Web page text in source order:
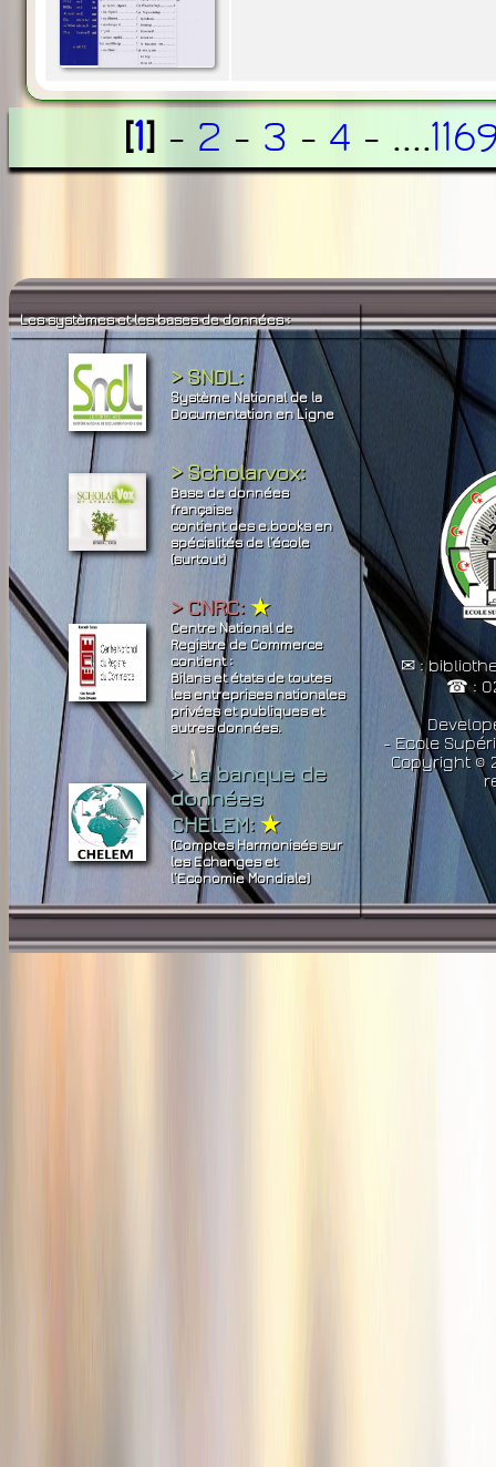
[1] - 2 - 3 - 4 - ....
Les systèmes et les bases de données :
> SNDL:
Système National de la
Documentation en Ligne
> Scholarvox:
Base de données
française
contient des e.books en
spécialités de l’école
(surtout)
> CNRC:★
Centre National de
Registre de Commerce
contient :
Bilans et états de toutes
les entreprises nationales
privées et publiques et
autres données.
> La banque de
données
CHELEM:★
(Comptes Harmonisés sur
les Echanges et
l’Economie Mondiale)
✉ :
☎ :
- Ecole
Copyright ©